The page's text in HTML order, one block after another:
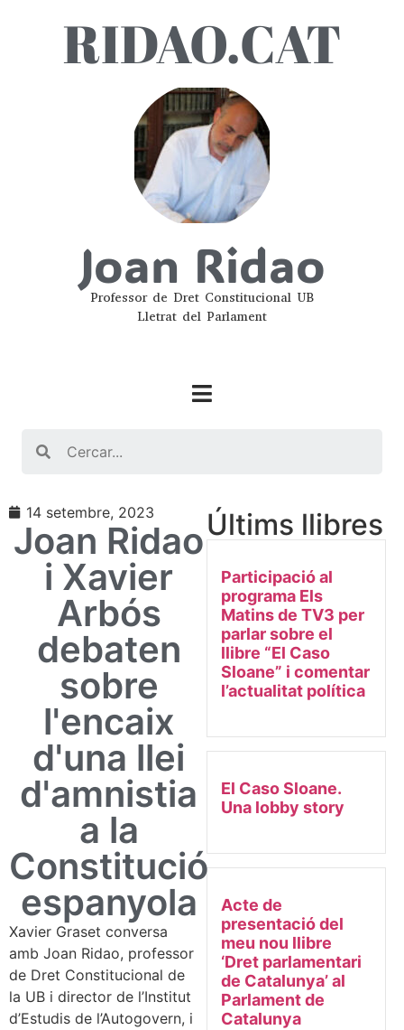
RIDAO.CAT
Joan Ridao
Professor de Dret Constitucional UB
Lletrat del Parlament
14 setembre, 2023
Joan Ridao
i Xavier
Arbós
debaten
sobre
l'encaix
d'una llei
d'amnistia
a la
Constitució
espanyola
Xavier Graset conversa
amb Joan Ridao, professor
de Dret Constitucional de
la UB i director de l’Institut
d’Estudis de l’Autogovern, i
Últims llibres
Participació al
programa Els
Matins de TV3 per
parlar sobre el
llibre “El Caso
Sloane” i comentar
l’actualitat política
El Caso Sloane.
Una lobby story
Acte de
presentació del
meu nou llibre
‘Dret parlamentari
de Catalunya’ al
Parlament de
Catalunya